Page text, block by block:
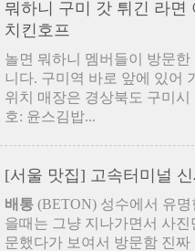
뭐하니 구미 갓 튀긴 라면
치킨호프
놀면 뭐하니 멤버들이 방문한
니다. 구미역 바로 앞에 있어
위치 매장은 경상북도 구미
호: 윤스김밥...
[서울 맛집] 고속터미널
배통 (BETON) 성수에서 유명
을때는 그냥 지나가면서 사
문했다가 보여서 방문함 진짜